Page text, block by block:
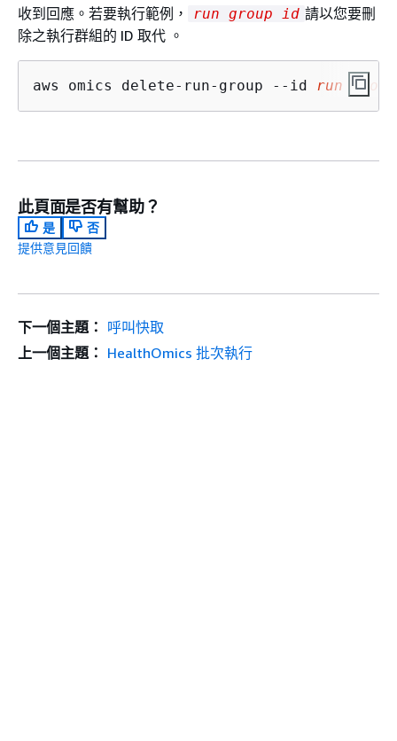
收到回應。若要執行範例，
run group id 請以您要刪
除之執行群組的 ID 取代 。
aws omics delete-run-group --id run
此頁面是否有幫助？
是
否
提供意見回饋
下一個主題： 呼叫快取
上一個主題： HealthOmics 批次執行